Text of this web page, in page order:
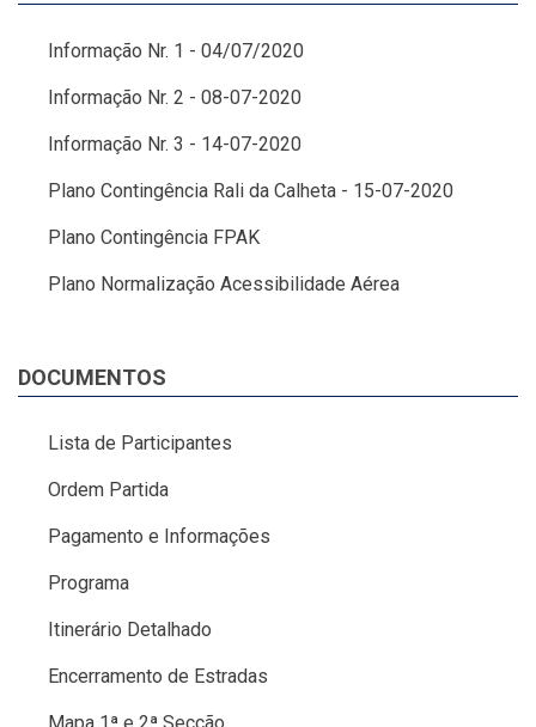
Informação Nr. 1 - 04/07/2020
Informação Nr. 2 - 08-07-2020
Informação Nr. 3 - 14-07-2020
Plano Contingência Rali da Calheta - 15-07-2020
Plano Contingência FPAK
Plano Normalização Acessibilidade Aérea
DOCUMENTOS
Lista de Participantes
Ordem Partida
Pagamento e Informações
Programa
Itinerário Detalhado
Encerramento de Estradas